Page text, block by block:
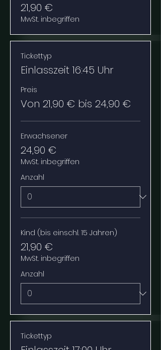
21,90 €
MwSt. inbegriffen
Tickettyp
Einlasszeit 16:45 Uhr
Preis
Von 21,90 € bis 24,90 €
Erwachsener
24,90 €
MwSt. inbegriffen
Anzahl
Kind (bis einschl. 15 Jahren)
21,90 €
MwSt. inbegriffen
Anzahl
Tickettyp